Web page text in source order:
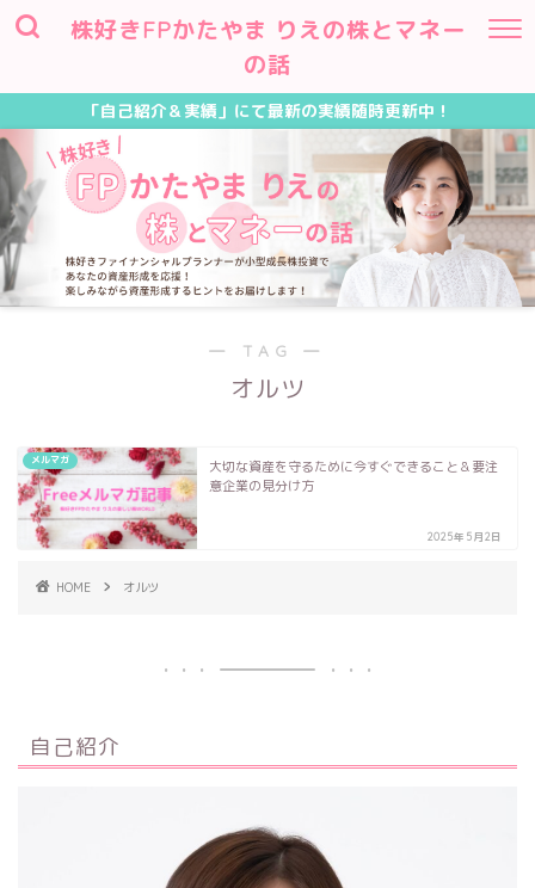
株好きFPかたやま りえの株とマネー
の話
「自己紹介＆実績」にて最新の実績随時更新中！
― TAG ―
オルツ
メルマガ
大切な資産を守るために今すぐできること＆要注
意企業の見分け方
2025年5月2日
HOME オルツ
自己紹介